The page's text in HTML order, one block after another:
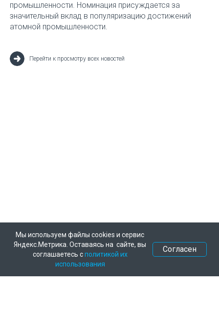
промышленности. Номинация присуждается за
значительный вклад в популяризацию достижений
атомной промышленности.
Перейти к просмотру всех новостей
Мы используем файлы cookies и сервис
Яндекс.Метрика. Оставаясь на сайте, вы
соглашаетесь сполитикой их
использования
Согласен